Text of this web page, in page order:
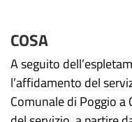
COSA
A seguito
l’affidamento del
Comunale di Poggio